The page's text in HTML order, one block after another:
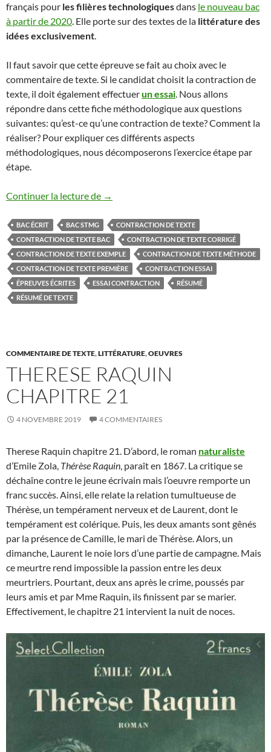
français pour les filières technologiquesdans le nouveau bac
à partir de 2020. Elle porte sur des textes de la littérature des
idées exclusivement.
Il faut savoir que cette épreuve se fait au choix avec le
commentaire de texte. Si le candidat choisit la contraction de
texte, il doit également effectuerun essai. Nous allons
répondre dans cette fiche méthodologique aux questions
suivantes: qu’est-ce qu’une contraction de texte? Comment la
réaliser? Pour expliquer ces différents aspects
méthodologiques, nous décomposerons l’exercice étape par
étape.
Continuer la lecture de CONTRACTION DE TEXTE
→
BAC ÉCRIT BAC STMG
CONTRACTION DE TEXTE
CONTRACTION DE TEXTE BAC
CONTRACTION DE TEXTE CORRIGÉ
CONTRACTION DE TEXTE EXEMPLE
CONTRACTION DE TEXTE MÉTHODE
CONTRACTION DE TEXTE PREMIÈRE
CONTRACTION ESSAI
ÉPREUVES ÉCRITES
ESSAI CONTRACTION
RÉSUMÉ
RÉSUMÉ DE TEXTE
COMMENTAIRE DE TEXTE,LITTÉRATURE,OEUVRES
THERESE RAQUIN
CHAPITRE 21
4 NOVEMBRE 2019 4 COMMENTAIRES
Therese Raquin chapitre 21. D’abord, le roman naturaliste
d’Emile Zola, Thérèse Raquin, paraît en 1867. La critique se
déchaîne contre le jeune écrivain mais l’oeuvre remporte un
franc succès. Ainsi, elle relate la relation tumultueuse de
Thérèse, un tempérament nerveux et de Laurent, dont le
tempérament est colérique. Puis, les deux amants sont gênés
par la présence de Camille, le mari de Thérèse. Alors, un
dimanche, Laurent le noie lors d’une partie de campagne. Mais
ce meurtre rend impossible la passion entre les deux
meurtriers. Pourtant, deux ans après le crime, poussés par
leurs amis et par Mme Raquin, ils finissent par se marier.
Effectivement, le chapitre 21 intervient la nuit de noces.